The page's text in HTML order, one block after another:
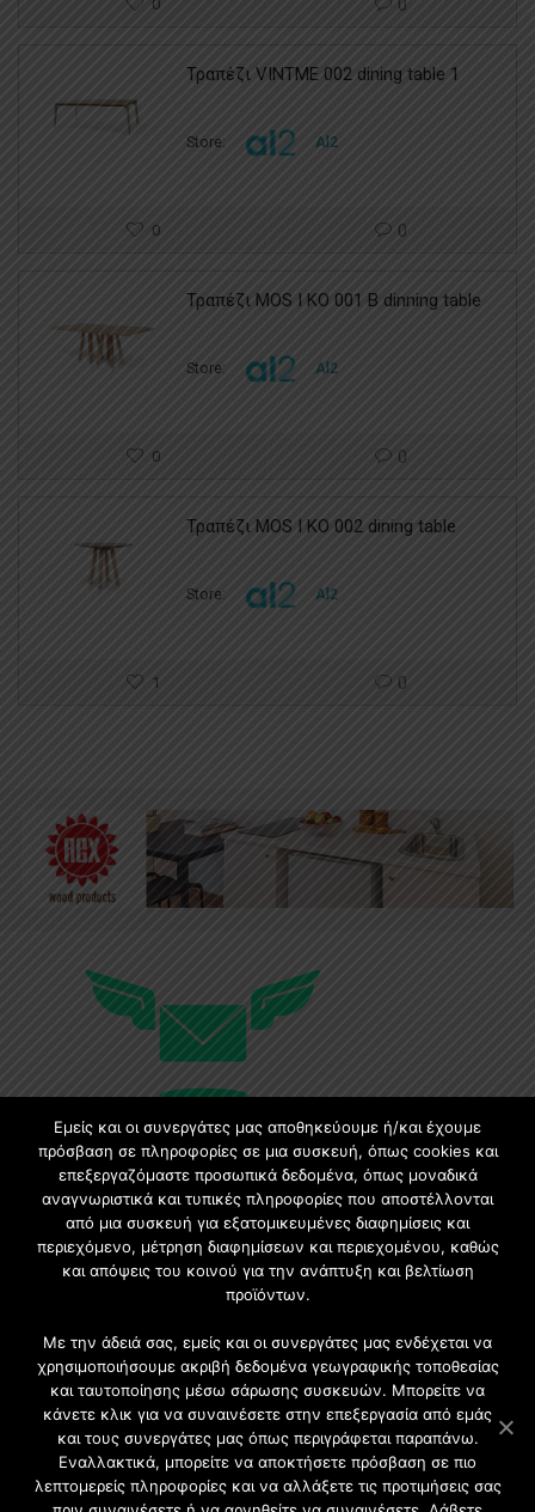
0 0
Τραπέζι VINTME 002 dining table 1
Store: Al2
0 0
Τραπέζι MOS I KO 001 B dinning table
Store: Al2
0 0
Τραπέζι MOS I KO 002 dining table
Store: Al2
1 0
Εγγραφή στο Newsletter
Γίνετε μέλος της μεγαλύτερης διαδικτυακής κοινότητας, ειδικά
για αρχιτέκτονες, σχεδιαστές και λάτρεις της κατασκευής και
Εμείς και οι συνεργάτες μας αποθηκεύουμε ή/και έχουμε
πρόσβαση σε πληροφορίες σε μια συσκευή, όπως cookies και
επεξεργαζόμαστε προσωπικά δεδομένα, όπως μοναδικά
αναγνωριστικά και τυπικές πληροφορίες που αποστέλλονται
από μια συσκευή για εξατομικευμένες διαφημίσεις και
περιεχόμενο, μέτρηση διαφημίσεων και περιεχομένου, καθώς
και απόψεις του κοινού για την ανάπτυξη και βελτίωση
προϊόντων.
Με την άδειά σας, εμείς και οι συνεργάτες μας ενδέχεται να
χρησιμοποιήσουμε ακριβή δεδομένα γεωγραφικής τοποθεσίας
και ταυτοποίησης μέσω σάρωσης συσκευών. Μπορείτε να
κάνετε κλικ για να συναινέσετε στην επεξεργασία από εμάς
και τους συνεργάτες μας όπως περιγράφεται παραπάνω.
Εναλλακτικά, μπορείτε να αποκτήσετε πρόσβαση σε πιο
λεπτομερείς πληροφορίες και να αλλάξετε τις προτιμήσεις σας